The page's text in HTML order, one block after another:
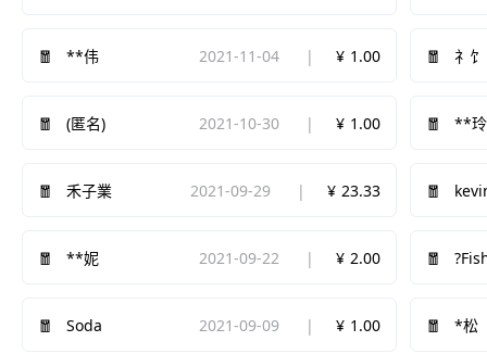
**伟 2021-11-04 1.00 礻饣
(匿名) 2021-10-30 1.00 **玲
禾子業 2021-09-29 23.33
**妮 2021-09-22 2.00
Soda 2021-09-09 1.00 *松